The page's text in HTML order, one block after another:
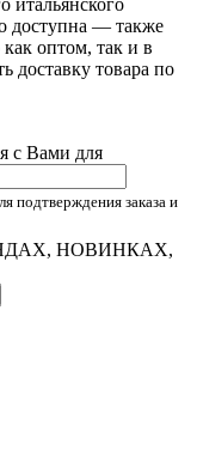
итальянского
доступна — также
оптом, так и в
доставку товара по
с Вами для
подтверждения заказа и
НОВИНКАХ,